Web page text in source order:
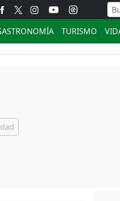
TURISMO